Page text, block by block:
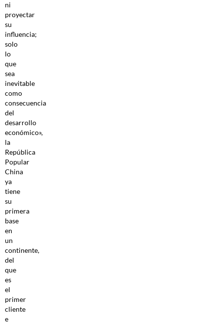
ni
proyectar
su
influencia;
solo
lo
que
sea
inevitable
como
consecuencia
del
desarrollo
económico»,
la
República
Popular
China
ya
tiene
su
primera
base
en
un
continente,
del
que
es
el
primer
cliente
e